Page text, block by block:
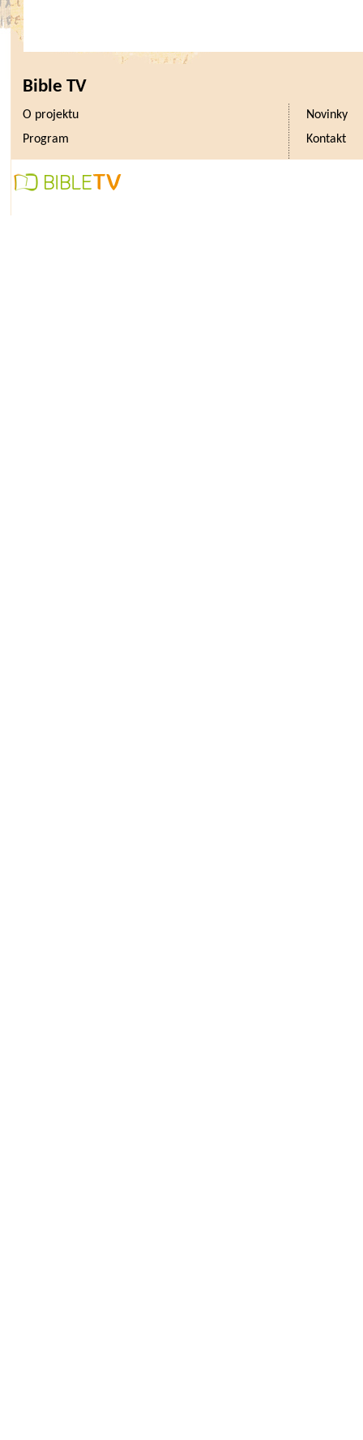
Bible TV
O projektu
Novinky
Program
Kontakt